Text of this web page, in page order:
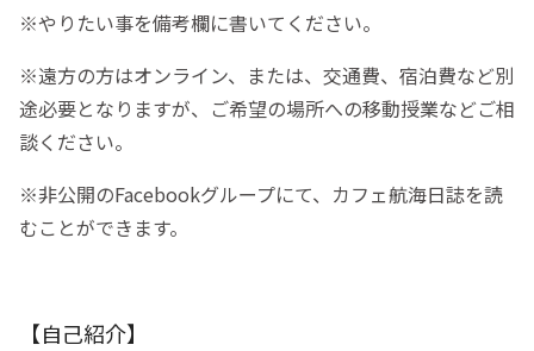
※やりたい事を備考欄に書いてください。
※遠方の方はオンライン、または、交通費、宿泊費など別
途必要となりますが、ご希望の場所への移動授業などご相
談ください。
※非公開のFacebookグループにて、カフェ航海日誌を読
むことができます。
【自己紹介】